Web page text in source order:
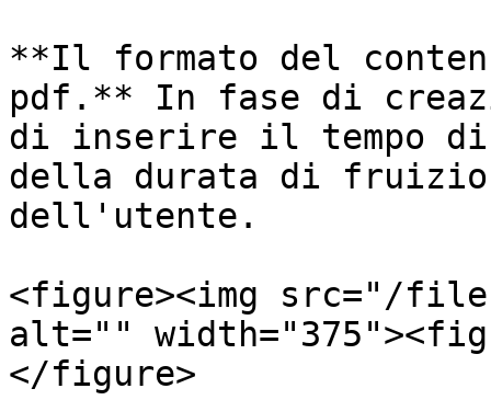
**Il formato del
pdf.** In fase di
di inserire il tempo di
della durata di
dell'utente.
<figure><img src="/files/
alt=""
</figure>